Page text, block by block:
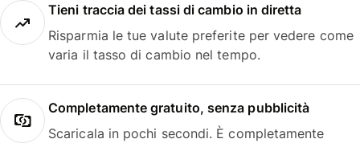
Tieni traccia dei tassi di cambio in diretta
Risparmia le tue valute preferite per vedere come
varia il tasso di cambio nel tempo.
Completamente gratuito, senza pubblicità
Scaricala in pochi secondi. È completamente